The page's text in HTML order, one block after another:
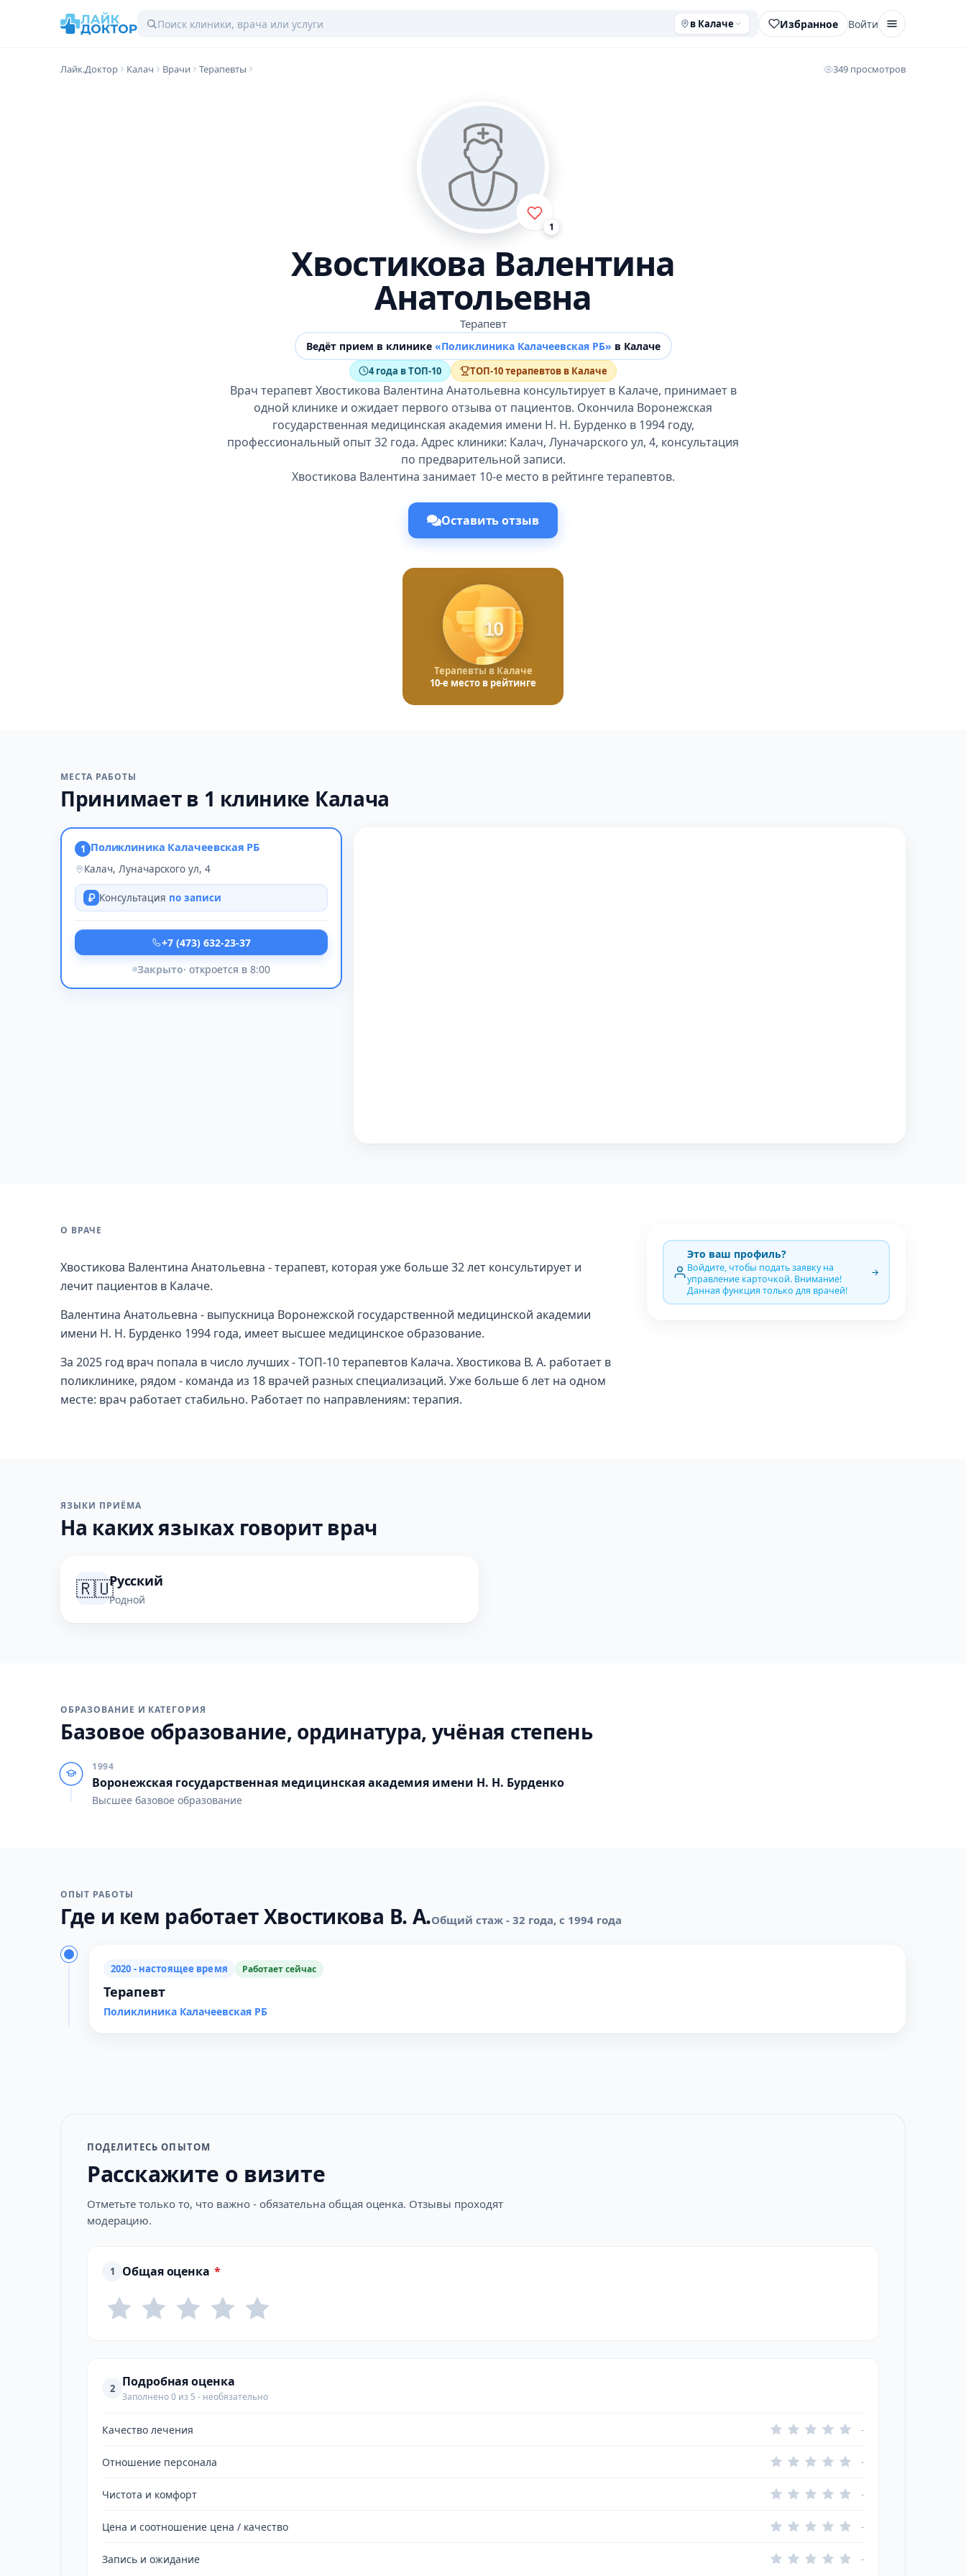
в Калаче Избранное Войти
Лайк.Доктор Калач Врачи Терапевты 349 просмотров
1
Хвостикова Валентина
Анатольевна
Терапевт
Ведёт прием в клинике «Поликлиника Калачеевская РБ» в Калаче
4 года в ТОП-10 ТОП-10 терапевтов в Калаче
Врач терапевт Хвостикова Валентина Анатольевна консультирует в Калаче, принимает в
одной клинике и ожидает первого отзыва от пациентов. Окончила Воронежская
государственная медицинская академия имени Н. Н. Бурденко в 1994 году,
профессиональный опыт 32 года. Адрес клиники: Калач, Луначарского ул, 4, консультация
по предварительной записи.
Хвостикова Валентина занимает 10-е место в рейтинге терапевтов.
Оставить отзыв
10
Терапевты в Калаче
10-е место в рейтинге
МЕСТА РАБОТЫ
Принимает в 1 клинике Калача
1 Поликлиника Калачеевская РБ
Калач, Луначарского ул, 4
Консультация по записи
+7 (473) 632-23-37
Закрыто· откроется в 8:00
О ВРАЧЕ
Хвостикова Валентина Анатольевна - терапевт, которая уже больше 32 лет консультирует и
лечит пациентов в Калаче.
Валентина Анатольевна - выпускница Воронежской государственной медицинской академии
имени Н. Н. Бурденко 1994 года, имеет высшее медицинское образование.
За 2025 год врач попала в число лучших - ТОП-10 терапевтов Калача. Хвостикова В. А. работает в
поликлинике, рядом - команда из 18 врачей разных специализаций. Уже больше 6 лет на одном
месте: врач работает стабильно. Работает по направлениям: терапия.
Это ваш профиль?
Войдите, чтобы подать заявку на
управление карточкой. Внимание!
Данная функция только для врачей!
ЯЗЫКИ ПРИЁМА
На каких языках говорит врач
🇷🇺Русский
Родной
ОБРАЗОВАНИЕ И КАТЕГОРИЯ
Базовое образование, ординатура, учёная степень
1994
Воронежская государственная медицинская академия имени Н. Н. Бурденко
Высшее базовое образование
ОПЫТ РАБОТЫ
Где и кем работает Хвостикова В. А.Общий стаж - 32 года, с 1994 года
2020 - настоящее время Работает сейчас
Терапевт
Поликлиника Калачеевская РБ
ПОДЕЛИТЕСЬ ОПЫТОМ
Расскажите о визите
Отметьте только то, что важно - обязательна общая оценка. Отзывы проходят
модерацию.
1 Общая оценка *
2 Подробная оценка
Заполнено 0 из 5 - необязательно
Качество лечения -
Отношение персонала -
Чистота и комфорт -
Цена и соотношение цена / качество -
Запись и ожидание -